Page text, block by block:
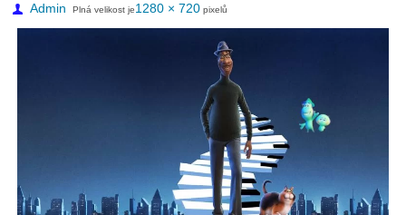
Admin Plná velikost je1280 × 720 pixelů